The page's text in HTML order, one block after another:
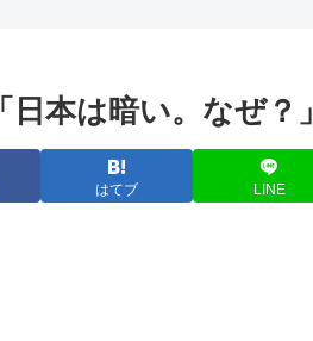
本は暗い。なぜ？」
はてブ LINE